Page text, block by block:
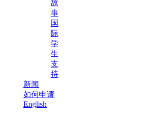
故
事
国
际
学
生
支
持
新闻
如何申请
English